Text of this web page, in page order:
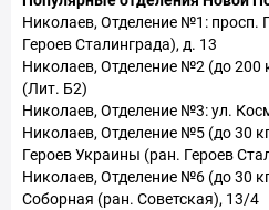
Николаев, Отделение №1: просп.
Героев Сталинграда), д. 13
Николаев, Отделение №2 (до 200
(Лит. Б2)
Николаев, Отделение №3: ул.
Николаев, Отделение №5 (до 30
Героев Украины (ран. Героев
Николаев, Отделение №6 (до 30
Соборная (ран. Советская), 13/4